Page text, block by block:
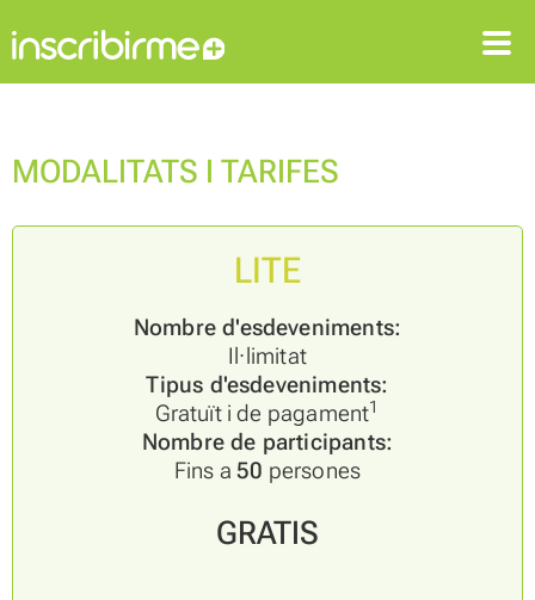
MODALITATS I TARIFES
LITE
Nombre d'esdeveniments:
Il·limitat
Tipus d'esdeveniments:
Gratuït i de pagament1
Nombre de participants:
Fins a50 persones
GRATIS